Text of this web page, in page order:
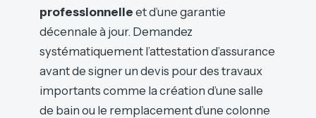
professionnelle et d’une garantie
décennale à jour. Demandez
systématiquement l’attestation d’assurance
avant de signer un devis pour des travaux
importants comme la création d’une salle
de bain ou le remplacement d’une colonne